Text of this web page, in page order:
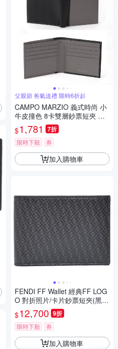
父親節 爸氣送禮 限時6折起
CAMPO MARZIO 義式時尚 小
牛皮撞色 8卡雙層鈔票短夾 灰
黑撞色 父親節
$1,781 7折
限時下殺 券
加入購物車
FENDI FF Wallet 經典FF LOG
O 對折照片/卡片鈔票短夾(黑
色/7M0303)
$12,700 9折
限時下殺 券
加入購物車